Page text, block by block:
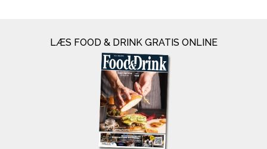
LÆS FOOD & DRINK GRATIS ONLINE